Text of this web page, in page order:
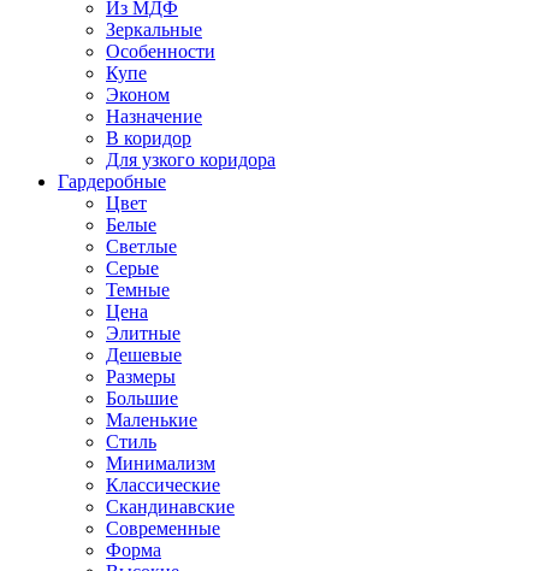
Из МДФ
Зеркальные
Особенности
Купе
Эконом
Назначение
В коридор
Для узкого коридора
Гардеробные
Цвет
Белые
Светлые
Серые
Темные
Цена
Элитные
Дешевые
Размеры
Большие
Маленькие
Стиль
Минимализм
Классические
Скандинавские
Современные
Форма